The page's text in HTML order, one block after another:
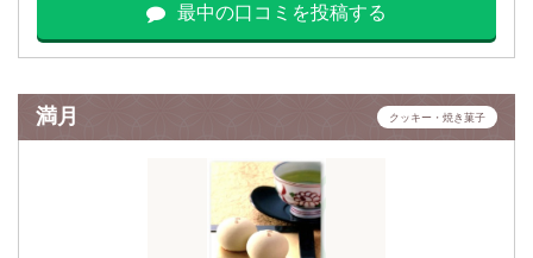
最中の口コミを投稿する
満月 クッキー・焼き菓子